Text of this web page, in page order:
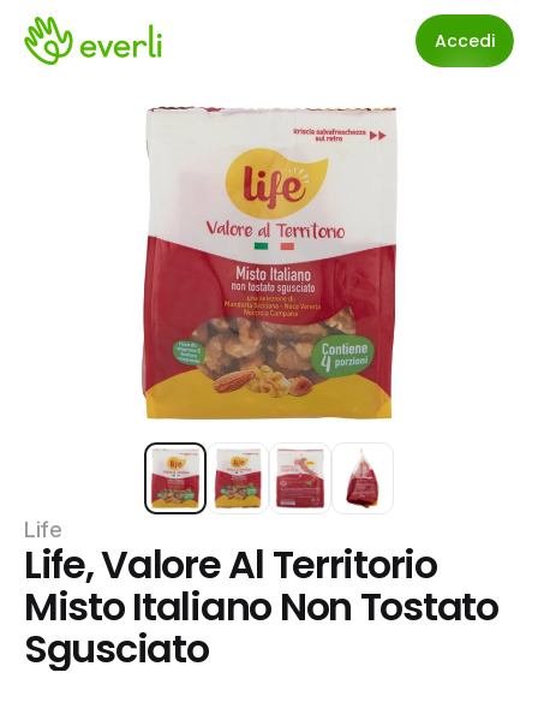
Accedi
Life
Life, Valore Al Territorio
Misto Italiano Non Tostato
Sgusciato